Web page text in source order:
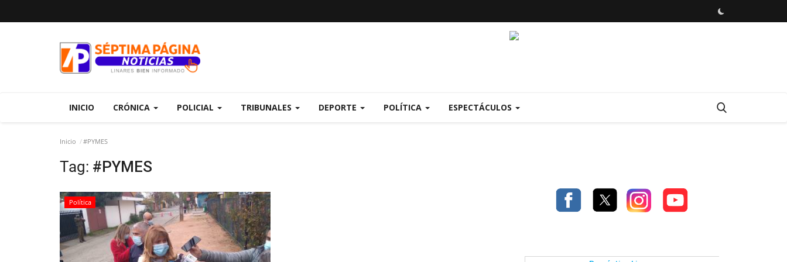
INICIO CRÓNICA POLICIAL TRIBUNALES DEPORTE POLÍTICA ESPECTÁCULOS
Inicio #PYMES
Tag: #PYMES
Política